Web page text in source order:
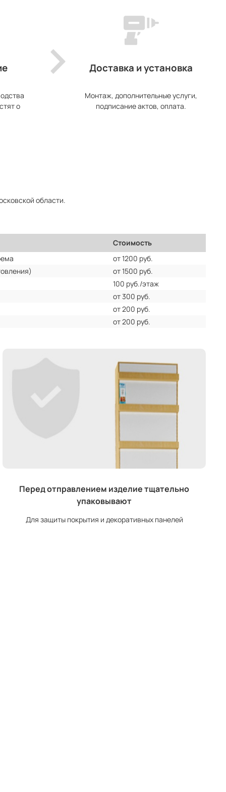
Доставка и установка
о
Монтаж, дополнительные услуги,
подписание актов, оплата.
области.
Стоимость
от 1200 руб.
от 1500 руб.
100 руб./этаж
от 300 руб.
от 200 руб.
от 200 руб.
Перед отправлением изделие тщательно
упаковывают
Для защиты покрытия и декоративных панелей